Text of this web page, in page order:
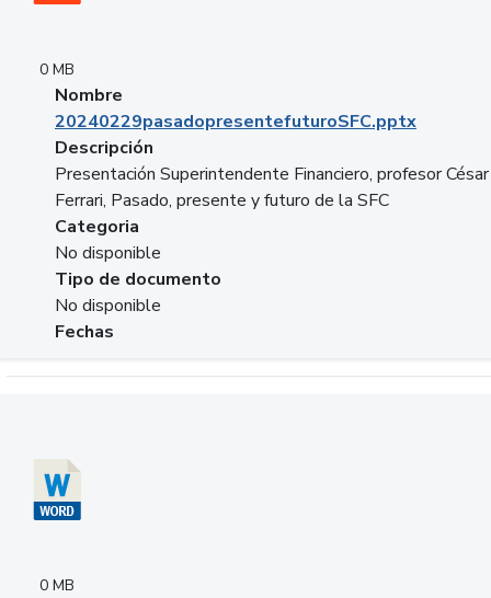
0 MB
Nombre
20240229pasadopresentefuturoSFC.pptx
Descripción
Presentación Superintendente Financiero, profesor César
Ferrari, Pasado, presente y futuro de la SFC
Categoria
No disponible
Tipo de documento
No disponible
Fechas
0 MB